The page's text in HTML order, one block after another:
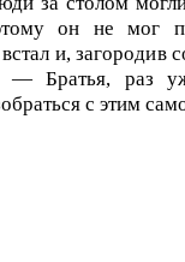
он не мог
и, загородив
— Братья, раз
с этим